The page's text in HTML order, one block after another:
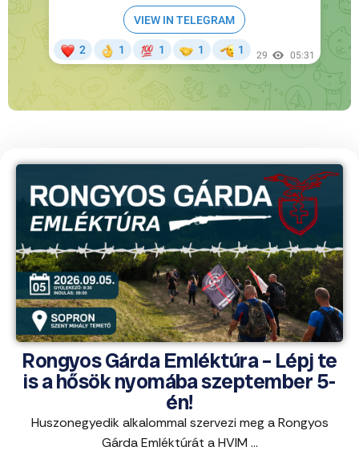
Rongyos Gárda Emléktúra – Lépj te
is a hősök nyomába szeptember 5-
én!
Huszonegyedik alkalommal szervezi meg a Rongyos
Gárda Emléktúrát a HVIM ...